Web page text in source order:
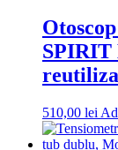
SPIRIT
510,00 lei